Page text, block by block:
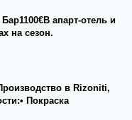
апарт-отель и
на сезон.
в Rizoniti,
Покраска